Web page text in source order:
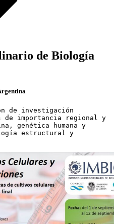
de Biología
de investigación
de importancia regional y
genética humana y
estructural y